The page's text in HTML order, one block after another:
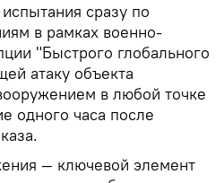
сразу по
в рамках военно-
"Быстрого глобального
атаку объекта
в любой точке
одного часа после
— ключевой элемент